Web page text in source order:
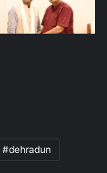
#dehradun